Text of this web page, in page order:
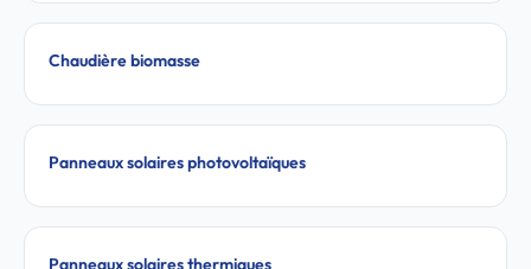
Chaudière biomasse
Panneaux solaires photovoltaïques
Panneaux solaires thermiques